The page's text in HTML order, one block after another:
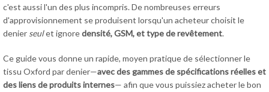
c'est aussi l'un des plus incompris. De nombreuses erreurs
d'approvisionnement se produisent lorsqu'un acheteur choisit le
denier seulet ignoredensité, GSM, et type de revêtement.
Ce guide vous donne un rapide, moyen pratique de sélectionner le
tissu Oxford par denier—avec des gammes de spécifications réelles et
des liens de produits internes— afin que vous puissiez acheter le bon